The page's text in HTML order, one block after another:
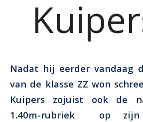
Nadat hij eerder vandaag
van de klasse ZZ won
Kuipers zojuist ook de
1.40m-rubriek op zijn